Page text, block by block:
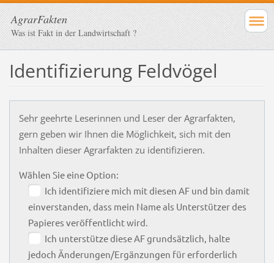
AgrarFakten
Was ist Fakt in der Landwirtschaft ?
Identifizierung Feldvögel
Sehr geehrte Leserinnen und Leser der Agrarfakten,
gern geben wir Ihnen die Möglichkeit, sich mit den
Inhalten dieser Agrarfakten zu identifizieren.
Wählen Sie eine Option:
Ich identifiziere mich mit diesen AF und bin damit
einverstanden, dass mein Name als Unterstützer des
Papieres veröffentlicht wird.
Ich unterstütze diese AF grundsätzlich, halte
jedoch Änderungen/Ergänzungen für erforderlich